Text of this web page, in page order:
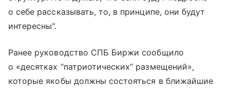
о себе рассказывать, то, в принципе, они будут
интересны".
Ранее руководство СПБ Биржи сообщило
о «десятках “патриотических” размещений»,
которые якобы должны состояться в ближайшие